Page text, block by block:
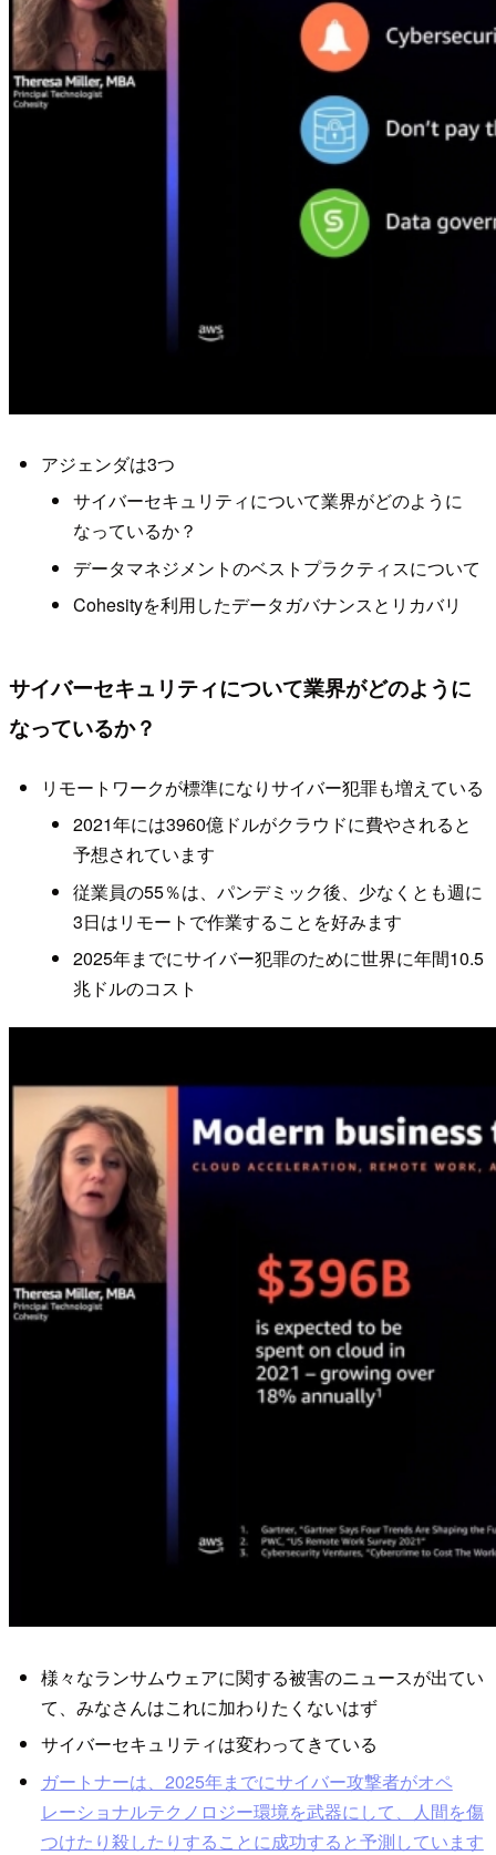
アジェンダは3つ
サイバーセキュリティについて業界がどのように
なっているか？
データマネジメントのベストプラクティスについて
Cohesityを利用したデータガバナンスとリカバリ
サイバーセキュリティについて業界がどのように
なっているか？
リモートワークが標準になりサイバー犯罪も増えている
2021年には3960億ドルがクラウドに費やされると
予想されています
従業員の55％は、パンデミック後、少なくとも週に
3日はリモートで作業することを好みます
2025年までにサイバー犯罪のために世界に年間10.5
兆ドルのコスト
様々なランサムウェアに関する被害のニュースが出てい
て、みなさんはこれに加わりたくないはず
サイバーセキュリティは変わってきている
ガートナーは、2025年までにサイバー攻撃者がオペ
レーショナルテクノロジー環境を武器にして、人間を傷
つけたり殺したりすることに成功すると予測しています